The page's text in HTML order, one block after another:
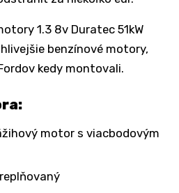
1.3 8v Duratec 51kW
benzínové motory,
kedy montovali.
motor s viacbodovým